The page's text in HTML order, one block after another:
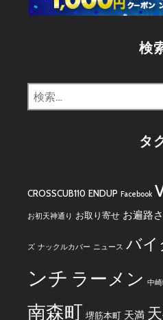
リ
検
検
索:
タ
CROSSCUB110 ENDUP Facebook
お初天神通り お取り寄せ お遍路
ズ ナックルカバー ニュース バイ
ンチ ラーメン 中崎
南森町 堺筋本町 天満